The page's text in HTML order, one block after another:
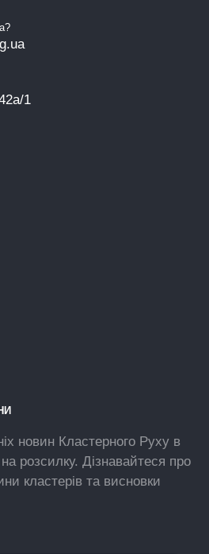
1
новин Кластерного Руху в
розсилку. Дізнавайтеся про
кластерів та висновки